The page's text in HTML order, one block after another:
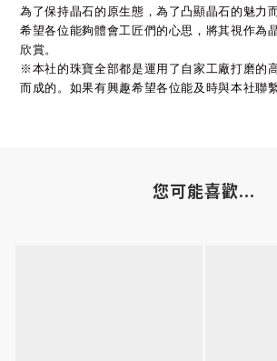
為了保持晶石的原生態，為了凸顯晶石的魅力
希望各位能夠體會工匠們的心思，將其視作為
欣賞。
※本社的珠寶全部都是運用了自家工廠打磨的
而成的。如果有興趣希望各位能及時與本社聯
您可能喜歡...